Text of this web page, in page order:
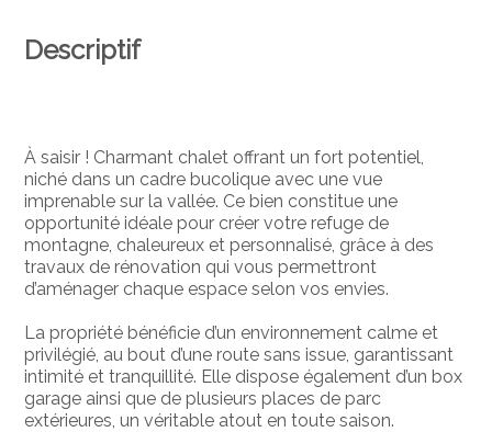
Descriptif
À saisir ! Charmant chalet offrant un fort potentiel,
niché dans un cadre bucolique avec une vue
imprenable sur la vallée. Ce bien constitue une
opportunité idéale pour créer votre refuge de
montagne, chaleureux et personnalisé, grâce à des
travaux de rénovation qui vous permettront
d’aménager chaque espace selon vos envies.
La propriété bénéficie d’un environnement calme et
privilégié, au bout d’une route sans issue, garantissant
intimité et tranquillité. Elle dispose également d’un box
garage ainsi que de plusieurs places de parc
extérieures, un véritable atout en toute saison.